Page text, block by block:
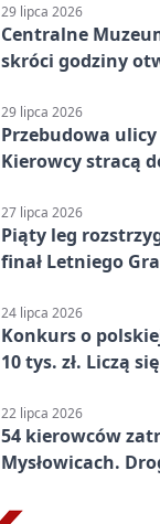
29 lipca 2026
Centralne
skróci godziny
29 lipca 2026
Przebudowa
Kierowcy stracą
27 lipca 2026
Piąty leg
finał Letniego
24 lipca 2026
Konkurs o
10 tys. zł. Liczą
22 lipca 2026
54 kierowców
Mysłowicach.